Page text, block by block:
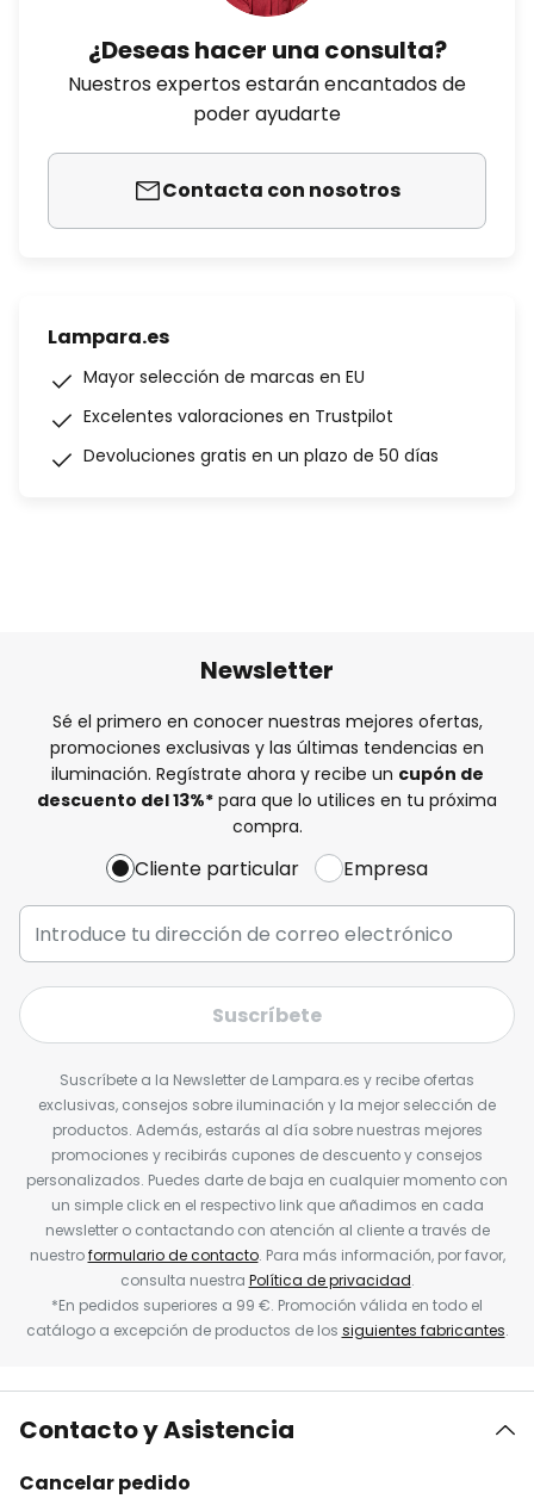
¿Deseas hacer una consulta?
Nuestros expertos estarán encantados de
poder ayudarte
Contacta con nosotros
Lampara.es
Mayor selección de marcas en EU
Excelentes valoraciones en Trustpilot
Devoluciones gratis en un plazo de 50 días
Newsletter
Sé el primero en conocer nuestras mejores ofertas,
promociones exclusivas y las últimas tendencias en
iluminación. Regístrate ahora y recibe un cupón de
descuento del13%* para que lo utilices en tu próxima
compra.
Cliente particular Empresa
Suscríbete
Suscríbete a la Newsletter de Lampara.es y recibe ofertas
exclusivas, consejos sobre iluminación y la mejor selección de
productos. Además, estarás al día sobre nuestras mejores
promociones y recibirás cupones de descuento y consejos
personalizados. Puedes darte de baja en cualquier momento con
un simple click en el respectivo link que añadimos en cada
newsletter o contactando con atención al cliente a través de
nuestroformulario de contacto. Para más información, por favor,
consulta nuestra Política de privacidad.
*En pedidos superiores a 99 €. Promoción válida en todo el
catálogo a excepción de productos de los siguientes fabricantes.
Contacto y Asistencia
Cancelar pedido